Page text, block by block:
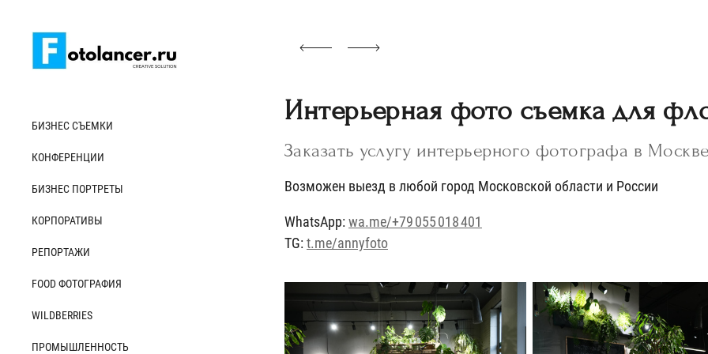
БИЗНЕС СЪЕМКИ
КОНФЕРЕНЦИИ
БИЗНЕС ПОРТРЕТЫ
КОРПОРАТИВЫ
РЕПОРТАЖИ
FOOD ФОТОГРАФИЯ
WILDBERRIES
ПРОМЫШЛЕННОСТЬ
Интерьерная фото съемка для
Заказать услугу интерьерного фотографа в
Возможен выезд в любой город Московской области и России
WhatsApp:wa.me/+79 055 018 401
TG:t.me/annyfoto